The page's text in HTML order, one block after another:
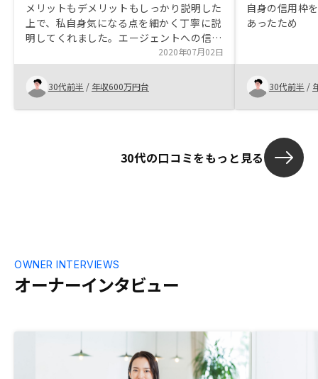
メリットもデメリットもしっかり説明した
上で、私自身気になる点を細かく丁寧に説
明してくれました。エージェントへの信頼
と不動産購入のメリットが決め手となりま
した。
2020年07月02日
30代前半 / 年収600万円台
自身の信用枠
あったため
30代前半 /
30代の口コミをもっと見る
オーナーインタビュー
OWNER INTERVIEWS